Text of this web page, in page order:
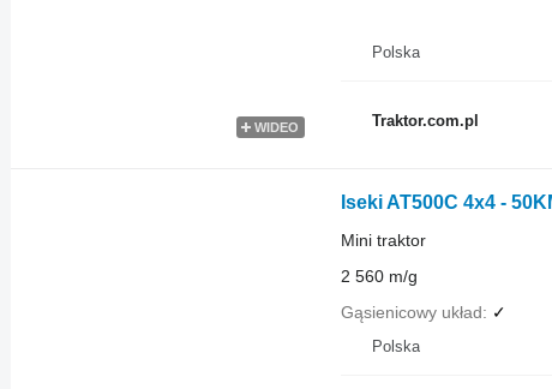
WIDEO
Polska
Traktor.com.pl
Iseki AT500C 4x4 -
Mini traktor
2 560 m/g
Gąsienicowy układ
✓
Polska